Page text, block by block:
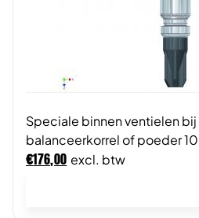
Speciale binnen ventielen
balanceerkorrel of poeder
€176,00 excl. btw